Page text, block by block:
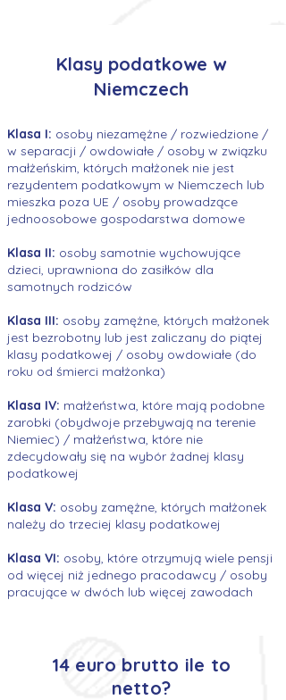
Klasy podatkowe w
Niemczech
Klasa I: osoby niezamężne / rozwiedzione /
w separacji / owdowiałe / osoby w związku
małżeńskim, których małżonek nie jest
rezydentem podatkowym w Niemczech lub
mieszka poza UE / osoby prowadzące
jednoosobowe gospodarstwa domowe
Klasa II: osoby samotnie wychowujące
dzieci, uprawniona do zasiłków dla
samotnych rodziców
Klasa III: osoby zamężne, których małżonek
jest bezrobotny lub jest zaliczany do piątej
klasy podatkowej / osoby owdowiałe (do
roku od śmierci małżonka)
Klasa IV: małżeństwa, które mają podobne
zarobki (obydwoje przebywają na terenie
Niemiec) / małżeństwa, które nie
zdecydowały się na wybór żadnej klasy
podatkowej
Klasa V: osoby zamężne, których małżonek
należy do trzeciej klasy podatkowej
Klasa VI: osoby, które otrzymują wiele pensji
od więcej niż jednego pracodawcy / osoby
pracujące w dwóch lub więcej zawodach
14 euro brutto ile to
netto?